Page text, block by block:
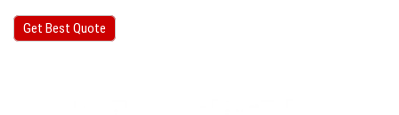
Get Best Quote